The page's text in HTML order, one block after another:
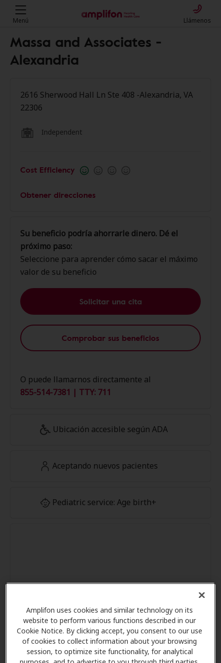
Amplifon uses cookies and similar technology on its
website to perform various functions described in our
Cookie Notice. By clicking accept, you consent to our use
of cookies to collect information about your browsing
session, to optimize site functionality, for analytical
Menú Llámenos
Massa and Associates -
Alexandria
2616 Sherwood Hall Ln Ste 408 -Alexandria, VA
22306
Independent
Cost Efficiency
Obtener direcciones
Su beneficio podría ahorrarle dinero. Dé el
próximo paso:
Seleccione para aprender cómo sacar el máximo
valor de su beneficio
Solicitar una cita
Comprobar sus beneficios
O puede llamarnos directamente al
855-514-7381 | TTY: 711
Ubicación accesible según ADA
Aceptando nuevos pacientes
Pediatric service: Age birth+